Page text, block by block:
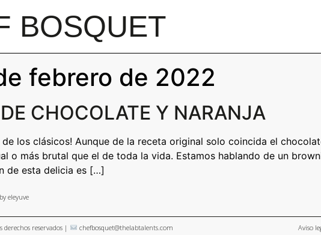
BOSQUET
febrero de 2022
CHOCOLATE Y NARANJA
de los clásicos! Aunque de la receta original solo coincida el
o más brutal que el de toda la vida. Estamos hablando de un
de esta delicia es […]
eleyuve
derechos reservados | chefbosquet@thelabtalents.com Aviso